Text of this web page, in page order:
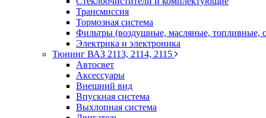
Трансмиссия
Тормозная система
Фильтры (воздушные, масляные, топливные,
Электрика и электроника
Тюнинг ВАЗ 2113, 2114, 2115
Автосвет
Аксессуары
Внешний вид
Впускная система
Выхлопная система